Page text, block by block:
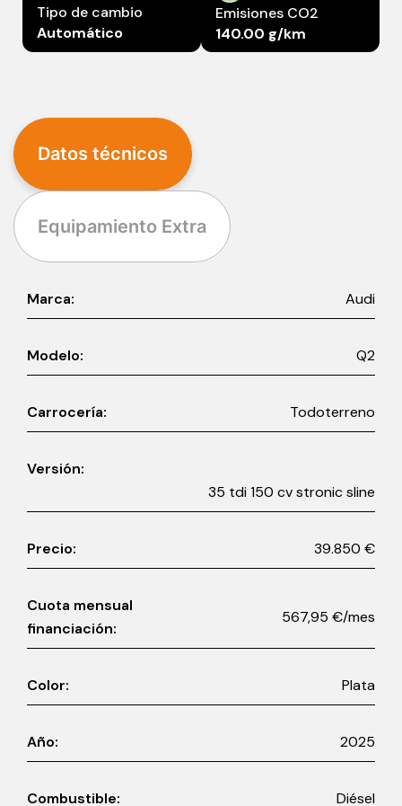
Tipo de cambio
Automático
Emisiones CO2
140.00 g/km
Datos técnicos
Equipamiento Extra
Marca: Audi
Modelo: Q2
Carrocería: Todoterreno
Versión:
35 tdi 150 cv stronic sline
Precio: 39.850 €
Cuota mensual
financiación:
567,95 €/mes
Color: Plata
Año: 2025
Combustible: Diésel